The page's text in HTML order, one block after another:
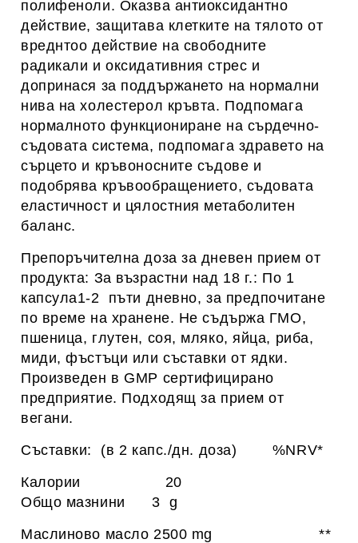
полифеноли. Оказва антиоксидантно
действие, защитава клетките на тялото от
вреднтоо действие на свободните
радикали и оксидативния стрес и
допринася за поддържането на нормални
нива на холестерол кръвта. Подпомага
нормалното функциониране на сърдечно-
съдовата система, подпомага здравето на
сърцето и кръвоносните съдове и
подобрява кръвообращението, съдовата
еластичност и цялостния метаболитен
баланс.
Препоръчителна доза за дневен прием от
продукта: За възрастни над 18 г.: По 1
капсула1-2 пъти дневно, за предпочитане
по време на хранене. Не съдържа ГМО,
пшеница, глутен, соя, мляко, яйца, риба,
миди, фъстъци или съставки от ядки.
Произведен в GMP сертифицирано
предприятие. Подходящ за прием от
вегани.
Съставки: (в 2 капс./дн. доза) %NRV*
Калории 20
Общо мазнини 3 g
Маслиново масло 2500 mg **